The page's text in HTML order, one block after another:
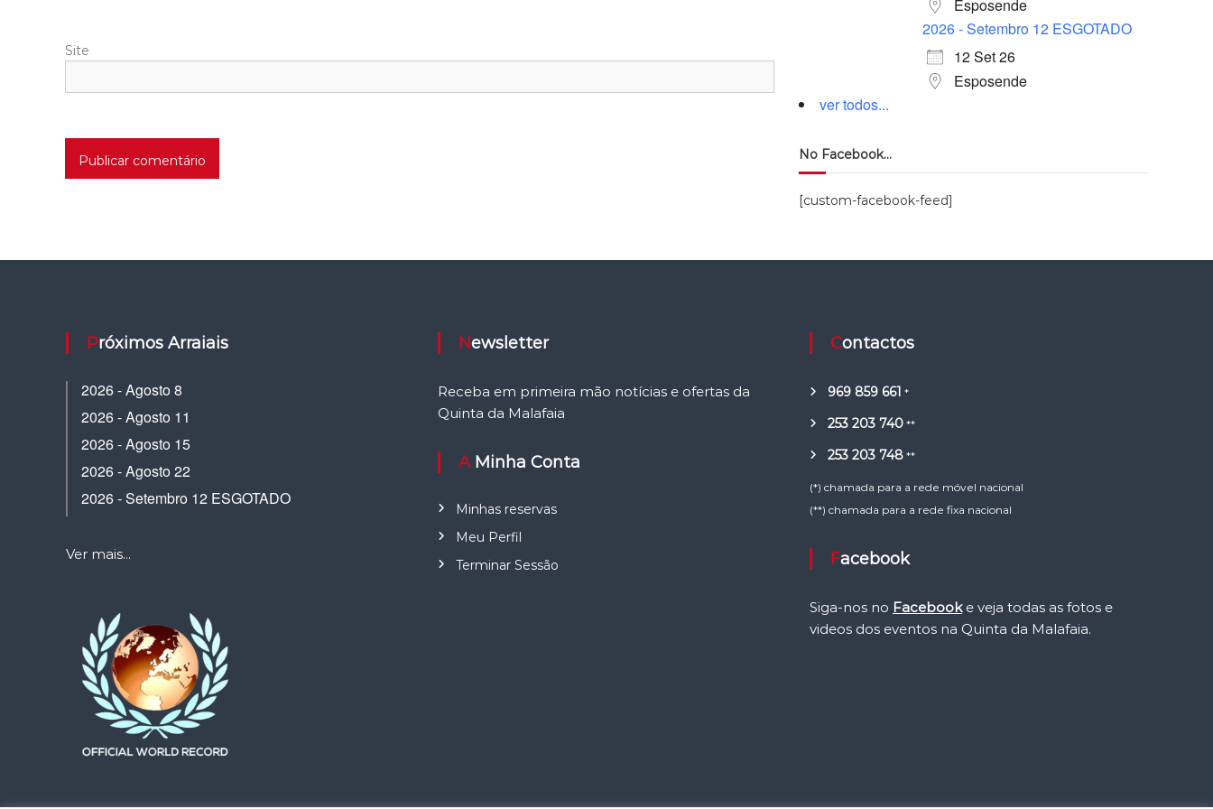
Site
Esposende
2026 - Setembro 12 ESGOTADO
12 Set 26
Esposende
ver todos...
No Facebook…
[custom-facebook-feed]
Próximos Arraiais
2026 - Agosto 8
2026 - Agosto 11
2026 - Agosto 15
2026 - Agosto 22
2026 - Setembro 12 ESGOTADO
Ver mais...
Newsletter
Receba em primeira mão notícias e ofertas da
Quinta da Malafaia
A Minha Conta
Minhas reservas
Meu Perfil
Terminar Sessão
Contactos
969 859 661 *
253 203 740**
253 203 748**
(*) chamada para a rede móvel nacional
(**) chamada para a rede fixa nacional
Facebook
Siga-nos no Facebooke veja todas as fotos e
videos dos eventos na Quinta da Malafaia.